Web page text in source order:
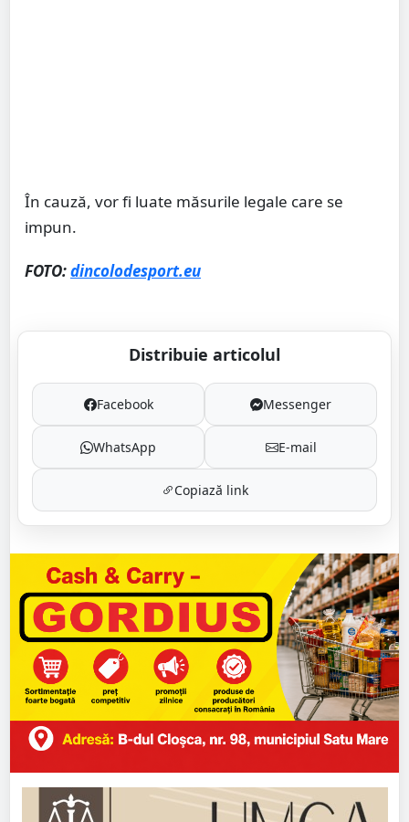
În cauză, vor fi luate măsurile legale care se
impun.
FOTO:dincolodesport.eu
Distribuie articolul
Facebook Messenger
WhatsApp E-mail
Copiază link